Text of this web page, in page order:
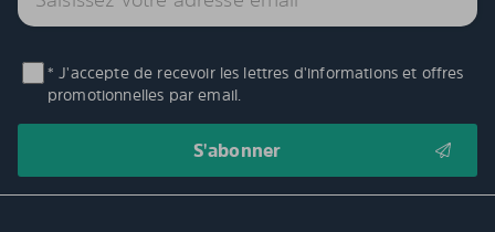
* J'accepte de recevoir les lettres d'informations et offres
promotionnelles par email.